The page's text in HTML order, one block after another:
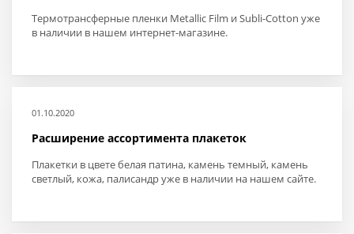
Термотрансферные пленки Metallic Film и Subli-Cotton уже
в наличии в нашем интернет-магазине.
01.10.2020
Расширение ассортимента плакеток
Плакетки в цвете белая патина, камень темный, камень
светлый, кожа, палисандр уже в наличии на нашем сайте.